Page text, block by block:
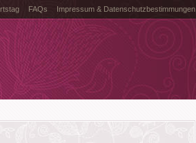
FAQs Impressum & Datenschutzbestimmungen